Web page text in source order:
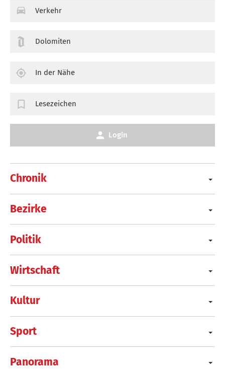
Chronik
Bezirke
Politik
Wirtschaft
Kultur
Sport
Panorama
Verkehr
Dolomiten
In der Nähe
Lesezeichen
Login